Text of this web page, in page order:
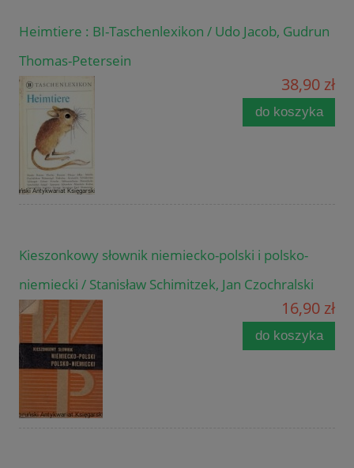
Heimtiere : BI-Taschenlexikon / Udo Jacob, Gudrun
Thomas-Petersein
38,90 zł
do koszyka
Kieszonkowy słownik niemiecko-polski i polsko-
niemiecki / Stanisław Schimitzek, Jan Czochralski
16,90 zł
do koszyka